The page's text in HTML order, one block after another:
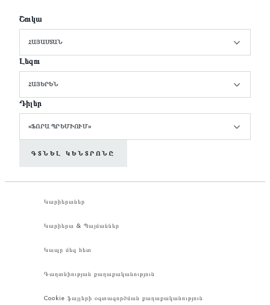
Շուկա
ՀԱՅԱՍՏԱՆ
Լեզու
ՀԱՅԵՐԵՆ
Դիլեր
«ՖՈՐԱ ՊՐԵՄԻՈՒՄ»
ԳՏՆԵԼ ԿԵՆՏՐՈՆԸ
Կարիերաներ
Կարիերա & Պայմաններ
Կապը մեզ հետ
Գաղտնիության քաղաքականություն
Cookie ֆայլերի օգտագործման քաղաքականություն